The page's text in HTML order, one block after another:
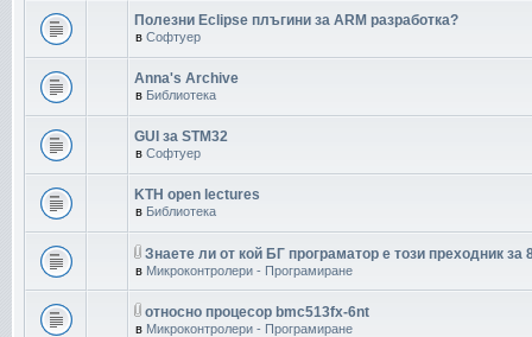
Полезни Eclipse плъгини за ARM разработка?
в Софтуер
Anna's Archive
в Библиотека
GUI за STM32
в Софтуер
KTH open lectures
в Библиотека
Знаете ли от кой БГ програматор е този преходник за
в Микроконтролери - Програмиране
относно процесор bmc513fx-6nt
в Микроконтролери - Програмиране